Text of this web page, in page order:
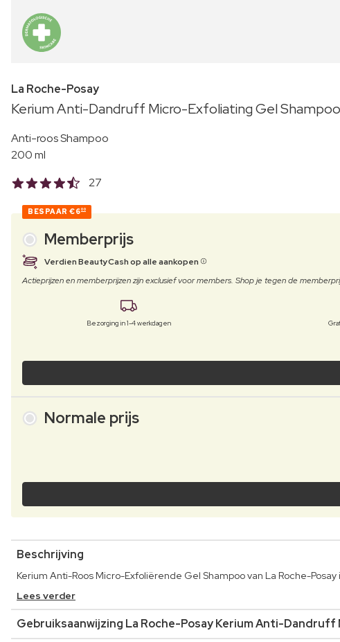
La Roche-Posay
Kerium Anti-Dandruff Micro-Exfoliating Gel Shampoo
Anti-roos Shampoo
200 ml
27
BESPAAR €600
Memberprijs
Verdien BeautyCash op alle aankopen
Actieprijzen en memberprijzen zijn exclusief voor members. Shop je tegen de
Bezorging in 1-4 werkdagen
Normale prijs
Beschrijving
Kerium Anti-Roos Micro-Exfoliërende Gel Shampoo van La Roche-
Lees verder
Gebruiksaanwijzing La Roche-Posay Kerium Anti-